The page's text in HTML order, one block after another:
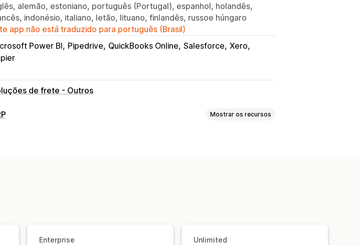
alemão, estoniano, português (Portugal), espanhol, holandês,
indonésio, italiano, letão, lituano, finlandês, russoe húngaro
app não está traduzido para português (Brasil)
Power BI Pipedrive QuickBooks Online Salesforce Xero
de frete - Outros
Mostrar os recursos
vários locais
Datas de vencimento
Relatórios Visão geral do valor
Reserva de estoques
Enterprise Unlimited